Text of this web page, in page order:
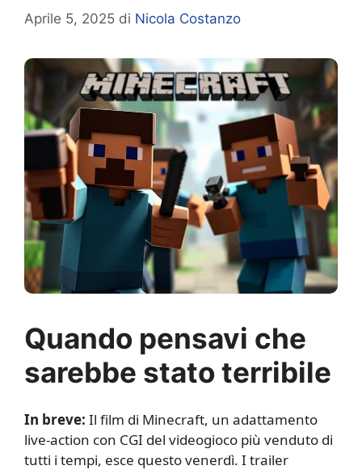
Aprile 5, 2025 di Nicola Costanzo
Quando pensavi che
sarebbe stato terribile
In breve: Il film di Minecraft, un adattamento
live-action con CGI del videogioco più venduto di
tutti i tempi, esce questo venerdì. I trailer